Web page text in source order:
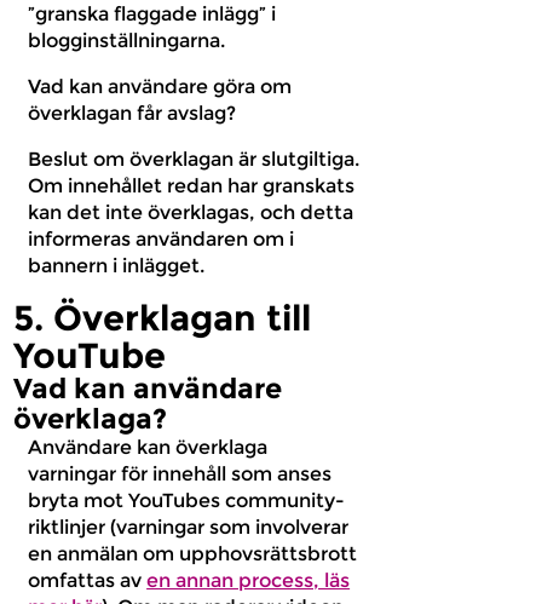
”granska flaggade inlägg” i
blogginställningarna.
Vad kan användare göra om
överklagan får avslag?
Beslut om överklagan är slutgiltiga.
Om innehållet redan har granskats
kan det inte överklagas, och detta
informeras användaren om i
bannern i inlägget.
5. Överklagan till
YouTube
Vad kan användare
överklaga?
Användare kan överklaga
varningar för innehåll som anses
bryta mot YouTubes community-
riktlinjer (varningar som involverar
en anmälan om upphovsrättsbrott
omfattas aven annan process, läs